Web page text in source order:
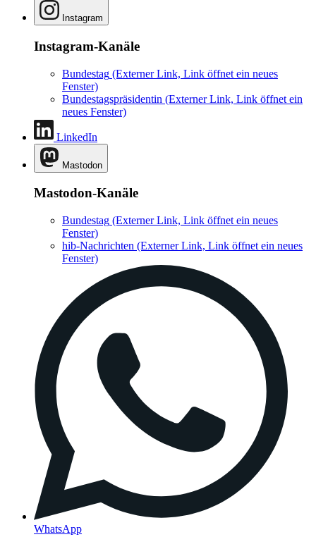
Instagram
Instagram-Kanäle
Bundestag (Externer Link, Link öffnet ein neues
Fenster)
Bundestagspräsidentin (Externer Link, Link öffnet ein
neues Fenster)
LinkedIn
Mastodon
Mastodon-Kanäle
Bundestag (Externer Link, Link öffnet ein neues
Fenster)
hib-Nachrichten (Externer Link, Link öffnet ein neues
Fenster)
WhatsApp